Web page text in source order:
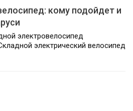
кому подойдет и
электровелосипед
электрический велосипед